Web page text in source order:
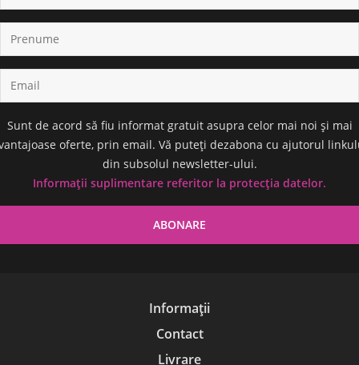
Sunt de acord să fiu informat gratuit asupra celor mai noi și mai
oferte, prin email. Vă puteți dezabona cu ajutorul
din subsolul newsletter-ului.
Informații suplimentare referitor la protecția datelor.
Informații
Contact
Livrare